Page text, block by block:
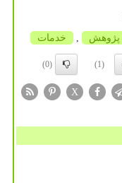
پژوهش , خدمات
(1)
(0)
X